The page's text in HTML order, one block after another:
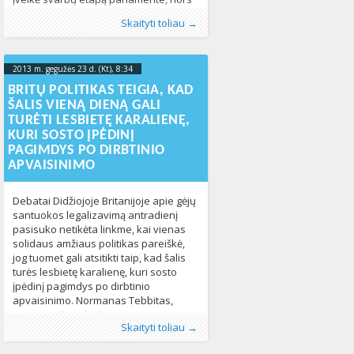
kai kurie ministro pirmininko Davido
Camerono Konservatorių partijos
parlamentarai ir bandė sužlugdyti
šiuos planus. Bendruomenių Rūmų
nariai 366 balsais prieš 161 priėmė
įstatymo projektą dėl tos pačios lyties
asmenų santuokų legalizavimo ir
dabar jis bus pateiktas svarstyti
nerenkamiems Lordų Rūmams.
Paskelbus balsavimo
Skaityti toliau →
Publikavo:Aliona, LGL
Kategorijos:LGBT pasaulyje,Naujienos,
Pasaulyje347
Žymos:Didžioji Britanija,LGBT,lgbt teises,
santuoka468
2013 m. gegužės 23 d. (Kt), 8:34
10T11:15:21+00:00
BRITŲ POLITIKAS TEIGIA, KAD
ŠALIS VIENĄ DIENĄ GALI
TURĖTI LESBIETĘ KARALIENĘ,
KURI SOSTO ĮPĖDINĮ
PAGIMDYS PO DIRBTINIO
APVAISINIMO
Debatai Didžiojoje Britanijoje apie gėjų
santuokos legalizavimą antradienį
pasisuko netikėta linkme, kai vienas
solidaus amžiaus politikas pareiškė,
jog tuomet gali atsitikti taip, kad šalis
turės lesbietę karalienę, kuri sosto
įpėdinį pagimdys po dirbtinio
apvaisinimo. Normanas Tebbitas,
premjero Davido Camerono
Konservatorių partijos narys Lordų
Rūmuose dar pajuokavo, jog jis galėtų
Skaityti toliau →
Publikavo:Aliona, LGL
Kategorijos:LGBT pasaulyje,Naujienos,
Pasaulyje347
Žymos:Didžioji Britanija,LGBT277